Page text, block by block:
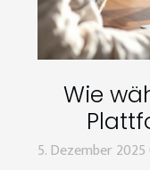
Wie
5. Dezember 2025